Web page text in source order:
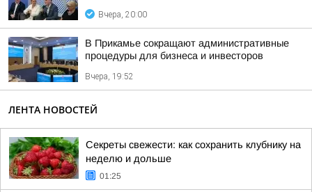
Вчера, 20:00
В Прикамье сокращают административные
процедуры для бизнеса и инвесторов
Вчера, 19:52
ЛЕНТА НОВОСТЕЙ
Секреты свежести: как сохранить клубнику на
неделю и дольше
01:25